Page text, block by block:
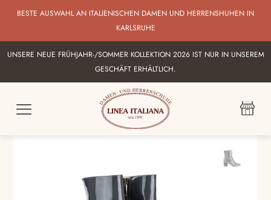
BESTE AUSWAHL AN ITALIENISCHEN DAMEN UND HERRENSHUHEN IN
KARLSRUHE
UNSERE NEUE FRÜHJAHR-/SOMMER KOLLEKTION 2026 IST NUR IN UNSEREM
GESCHÄFT ERHÄLTLICH.